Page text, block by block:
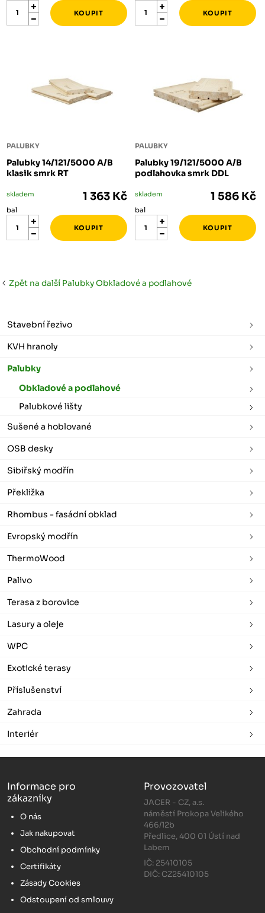
PALUBKY
Palubky 14/121/5000 A/B
klasik smrk RT
skladem 1 363 Kč
bal
PALUBKY
Palubky 19/121/5000 A/B
podlahovka smrk DDL
skladem 1 586 Kč
bal
Zpět na další Palubky Obkladové a podlahové
Stavební řezivo
KVH hranoly
Palubky
Obkladové a podlahové
Palubkové lišty
Sušené a hoblované
OSB desky
Sibiřský modřín
Překližka
Rhombus - fasádní obklad
Evropský modřín
ThermoWood
Palivo
Terasa z borovice
Lasury a oleje
WPC
Exotické terasy
Příslušenství
Zahrada
Interiér
Informace pro
zákazníky
O nás
Jak nakupovat
Obchodní podmínky
Certifikáty
Zásady Cookies
Odstoupení od smlouvy
Provozovatel
JACER - CZ, a.s.
náměstí Prokopa Velikého
466/12b
Předlice, 400 01 Ústí nad
Labem
IČ: 25410105
DIČ: CZ25410105